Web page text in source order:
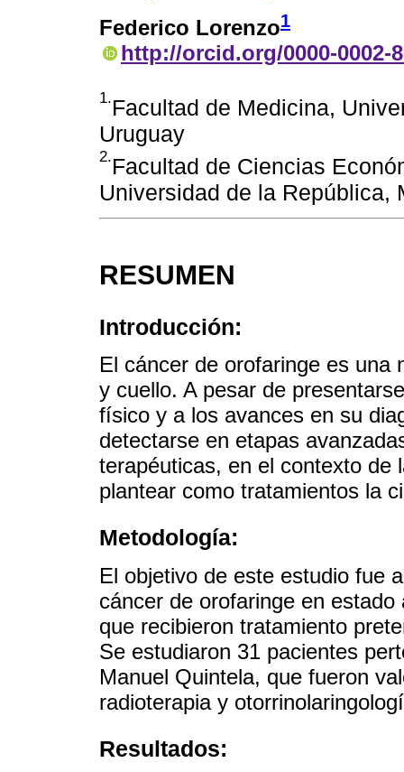
Federico Lorenzo1
http://orcid.org/0000-0002-
1.Facultad de Medicina,
Uruguay
2.Facultad de Ciencias
Universidad de la República,
RESUMEN
Introducción:
El cáncer de orofaringe es una
y cuello. A pesar de
físico y a los avances en su
detectarse en etapas
terapéuticas, en el contexto de
plantear como tratamientos la
Metodología:
El objetivo de este estudio fue
cáncer de orofaringe en
que recibieron tratamiento
Se estudiaron 31 pacientes
Manuel Quintela, que fueron
radioterapia y
Resultados: